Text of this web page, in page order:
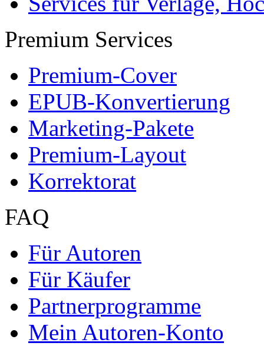
Premium Services
Premium-Cover
EPUB-Konvertierung
Marketing-Pakete
Premium-Layout
Korrektorat
FAQ
Für Autoren
Für Käufer
Partnerprogramme
Mein Autoren-Konto